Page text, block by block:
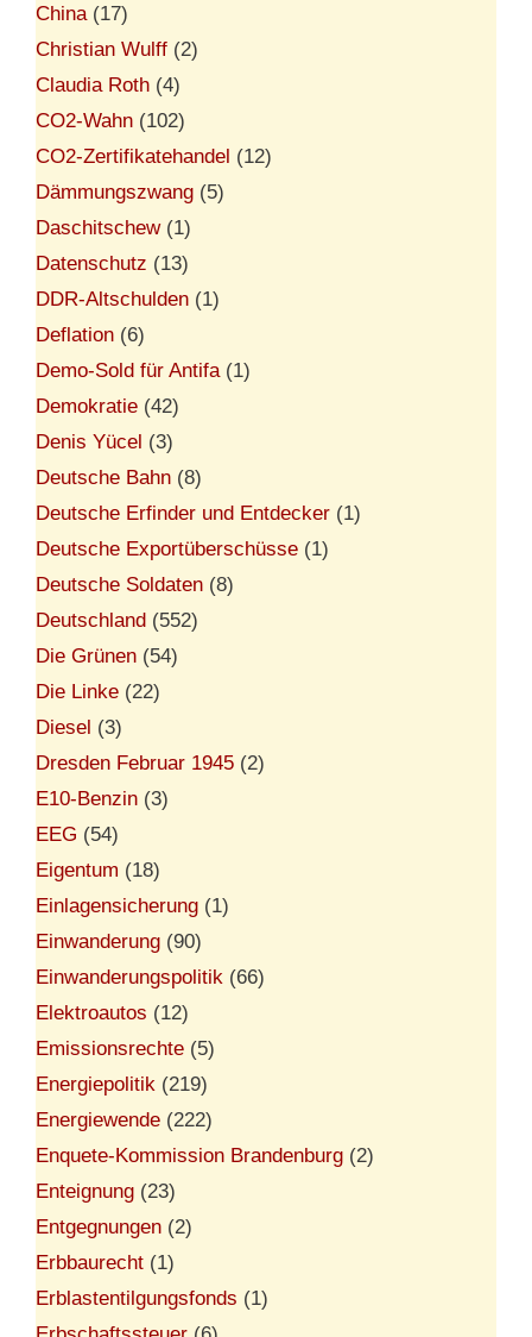
China(17)
Christian Wulff (2)
Claudia Roth (4)
CO2-Wahn (102)
CO2-Zertifikatehandel (12)
Dämmungszwang (5)
Daschitschew(1)
Datenschutz (13)
DDR-Altschulden (1)
Deflation (6)
Demo-Sold für Antifa(1)
Demokratie (42)
Denis Yücel (3)
Deutsche Bahn (8)
Deutsche Erfinder und Entdecker (1)
Deutsche Exportüberschüsse (1)
Deutsche Soldaten (8)
Deutschland (552)
Die Grünen (54)
Die Linke (22)
Diesel (3)
Dresden Februar 1945 (2)
E10-Benzin (3)
EEG (54)
Eigentum (18)
Einlagensicherung (1)
Einwanderung (90)
Einwanderungspolitik (66)
Elektroautos (12)
Emissionsrechte (5)
Energiepolitik (219)
Energiewende (222)
Enquete-Kommission Brandenburg (2)
Enteignung (23)
Entgegnungen (2)
Erbbaurecht (1)
Erblastentilgungsfonds (1)